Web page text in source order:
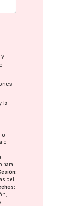
y
la
o
para
del